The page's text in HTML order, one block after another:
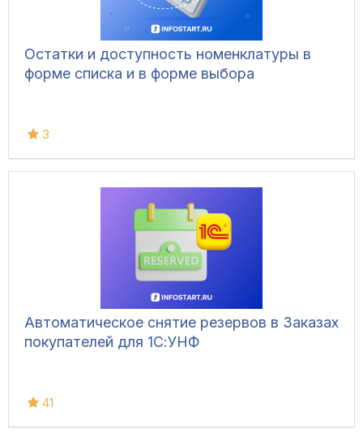
Остатки и доступность номенклатуры в
форме списка и в форме выбора
3
Автоматическое снятие резервов в Заказах
покупателей для 1С:УНФ
41